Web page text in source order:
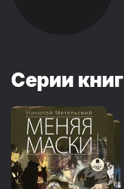
Серии книг